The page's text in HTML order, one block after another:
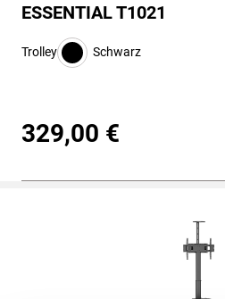
ESSENTIAL T1021
Trolley Schwarz
329,00 €